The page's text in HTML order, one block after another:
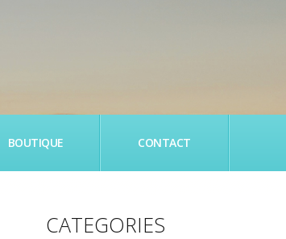
BOUTIQUE CONTACT
CATEGORIES